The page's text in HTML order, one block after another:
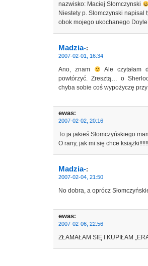
nazwisko: Maciej Slomczynski
Niestety p. Slomczynski
obok mojego ukochanego
Madzia-:
2007-02-01, 16:34
Ano, znam
Ale czytałam
powtórzyć. Zresztą… o
chyba sobie coś wypożyczę
ewas:
2007-02-02, 20:16
To ja jakieś Słomczyńskiego
O rany, jak mi się chce
Madzia-:
2007-02-04, 21:50
No dobra, a oprócz
ewas:
2007-02-06, 22:56
ZŁAMAŁAM SIĘ I KUPIŁAM